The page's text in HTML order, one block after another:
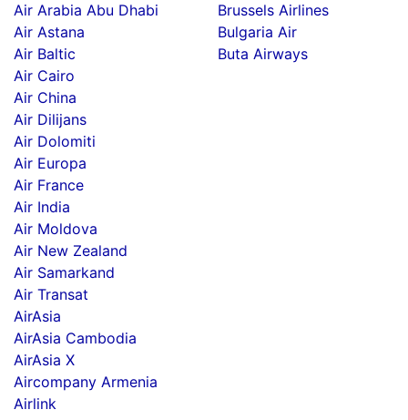
Air Arabia Abu Dhabi
Air Astana
Air Baltic
Air Cairo
Air China
Air Dilijans
Air Dolomiti
Air Europa
Air France
Air India
Air Moldova
Air New Zealand
Air Samarkand
Air Transat
AirAsia
AirAsia Cambodia
AirAsia X
Aircompany Armenia
Airlink
Brussels Airlines
Bulgaria Air
Buta Airways